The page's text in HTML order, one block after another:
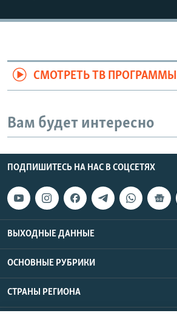
СМОТРЕТЬ ТВ ПРОГРАММЫ
Вам будет интересно
ПОДПИШИТЕСЬ НА НАС В СОЦСЕТЯХ
ВЫХОДНЫЕ ДАННЫЕ
ОСНОВНЫЕ РУБРИКИ
СТРАНЫ РЕГИОНА